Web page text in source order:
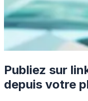
Publiez sur
depuis votre